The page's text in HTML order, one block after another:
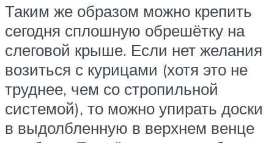
Таким же образом можно крепить
сегодня сплошную обрешётку на
слеговой крыше. Если нет желания
возиться с курицами (хотя это не
труднее, чем со стропильной
системой), то можно упирать доски
в выдолбленную в верхнем венце